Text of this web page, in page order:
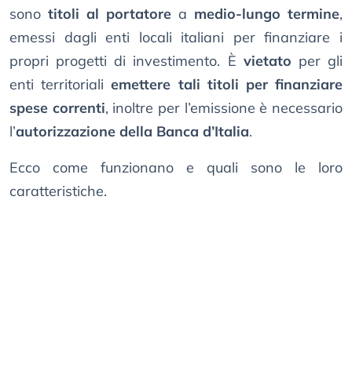
sono titoli al portatore a medio-lungo termine,
emessi dagli enti locali italiani per finanziare i
propri progetti di investimento. È vietato per gli
enti territorialiemettere tali titoli per finanziare
spese correnti, inoltre per l’emissione è necessario
l’autorizzazione della Banca d’Italia.
Ecco come funzionano e quali sono le loro
caratteristiche.